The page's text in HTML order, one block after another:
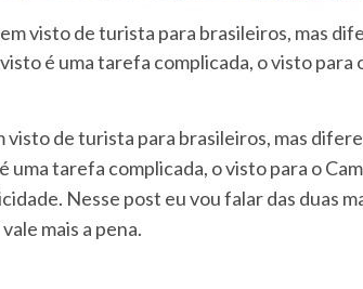
visto de turista para brasileiros, mas
é uma tarefa complicada, o visto para
visto de turista para brasileiros, mas
uma tarefa complicada, o visto para o
Nesse post eu vou falar das duas
mais a pena.